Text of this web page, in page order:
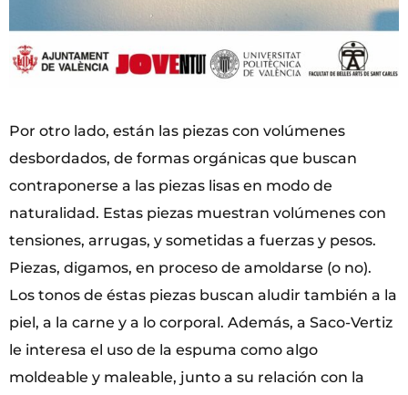
Por otro lado, están las piezas con volúmenes
desbordados, de formas orgánicas que buscan
contraponerse a las piezas lisas en modo de
naturalidad. Estas piezas muestran volúmenes con
tensiones, arrugas, y sometidas a fuerzas y pesos.
Piezas, digamos, en proceso de amoldarse (o no).
Los tonos de éstas piezas buscan aludir también a la
piel, a la carne y a lo corporal. Además, a Saco-Vertiz
le interesa el uso de la espuma como algo
moldeable y maleable, junto a su relación con la